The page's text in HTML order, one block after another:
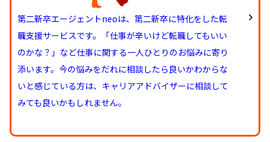
第二新卒エージェントneoは、第二新卒に特化をした転
職支援サービスです。「仕事が辛いけど転職してもいい
のかな？」など仕事に関する一人ひとりのお悩みに寄り
添います。今の悩みをだれに相談したら良いかわからな
いと感じている方は、キャリアアドバイザーに相談して
みても良いかもしれません。